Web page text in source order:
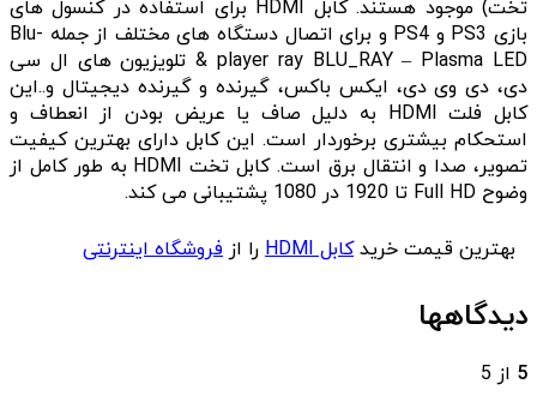
تخت) موجود هستند. کابل HDMI برای استفاده در کنسول های
بازی PS3 و PS4 و برای اتصال دستگاه های مختلف از جمله Blu-
player ray BLU_RAY – Plasma LED & تلویزیون های ال سی
دی، دی وی دی، ایکس باکس، گیرنده و گیرنده دیجیتال و..این
کابل فلت HDMI به دلیل صاف یا عریض بودن از انعطاف و
استحکام بیشتری برخوردار است. این کابل دارای بهترین کیفیت
تصویر، صدا و انتقال برق است. کابل تخت HDMI به طور کامل از
وضوح Full HD تا 1920 در 1080 پشتیبانی می کند.
بهترین قیمت خریدکابل HDMI را از فروشگاه اینترنتی
مسترجانبی
دیدگاهها
5 از 5